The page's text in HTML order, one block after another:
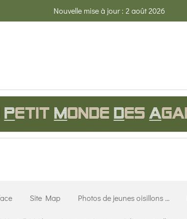
Nouvelle mise à jour : 2 août 2026
Site Map Photos de jeunes oisillons ...